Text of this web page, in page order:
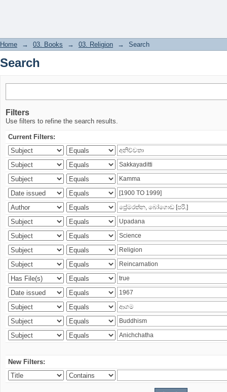
Home → 03. Books → 03. Religion → Search
Search
Filters
Use filters to refine the search results.
Current Filters:
New Filters: